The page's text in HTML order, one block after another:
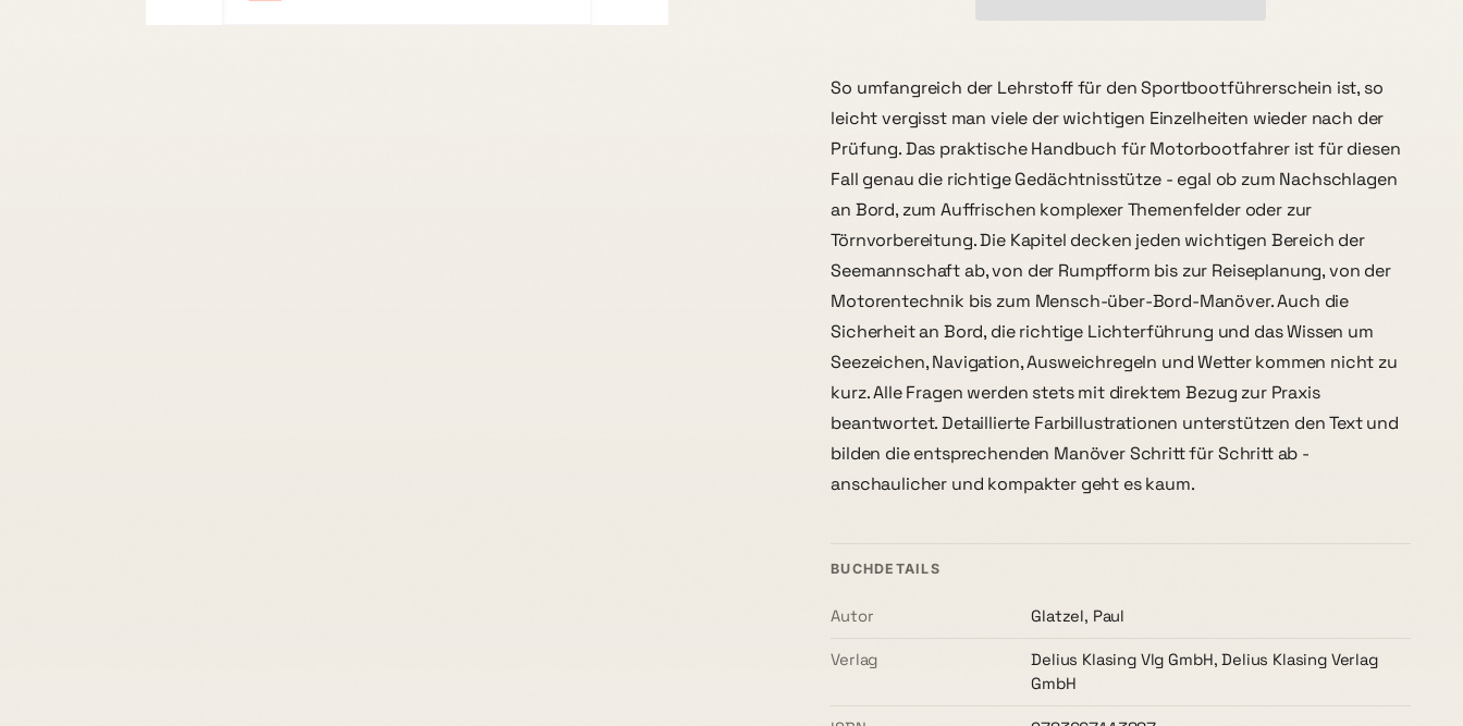
So umfangreich der Lehrstoff für den Sportbootführerschein ist, so
leicht vergisst man viele der wichtigen Einzelheiten wieder nach der
Prüfung. Das praktische Handbuch für Motorbootfahrer ist für diesen
Fall genau die richtige Gedächtnisstütze - egal ob zum Nachschlagen
an Bord, zum Auffrischen komplexer Themenfelder oder zur
Törnvorbereitung. Die Kapitel decken jeden wichtigen Bereich der
Seemannschaft ab, von der Rumpfform bis zur Reiseplanung, von der
Motorentechnik bis zum Mensch-über-Bord-Manöver. Auch die
Sicherheit an Bord, die richtige Lichterführung und das Wissen um
Seezeichen, Navigation, Ausweichregeln und Wetter kommen nicht zu
kurz. Alle Fragen werden stets mit direktem Bezug zur Praxis
beantwortet. Detaillierte Farbillustrationen unterstützen den Text und
bilden die entsprechenden Manöver Schritt für Schritt ab -
anschaulicher und kompakter geht es kaum.
BUCHDETAILS
Autor Glatzel, Paul
Verlag
Delius Klasing Vlg GmbH, Delius Klasing Verlag
GmbH